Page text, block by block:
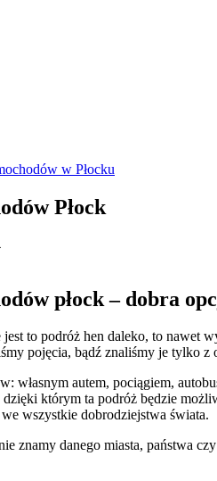
w Płocku
Płock
płock – dobra
to podróż hen daleko, to nawet
pojęcia, bądź znaliśmy je tylko
własnym autem, pociągiem,
którym ta podróż będzie
wszystkie dobrodziejstwa świata.
znamy danego miasta, państwa